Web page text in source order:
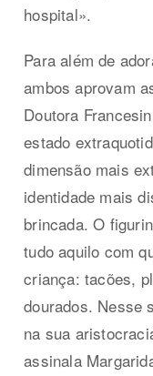
hospital».
Para além de
ambos aprovam
Doutora
estado
dimensão mais
identidade mais
brincada. O
tudo aquilo com
criança: tacões,
dourados. Nesse
na sua
assinala